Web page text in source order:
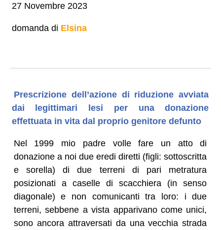
27 Novembre 2023
domanda di Elsina
Prescrizione dell’azione di riduzione avviata
dai legittimari lesi per una donazione
effettuata in vita dal proprio genitore defunto
Nel 1999 mio padre volle fare un atto di
donazione a noi due eredi diretti (figli: sottoscritta
e sorella) di due terreni di pari metratura
posizionati a caselle di scacchiera (in senso
diagonale) e non comunicanti tra loro: i due
terreni, sebbene a vista apparivano come unici,
sono ancora attraversati da una vecchia strada